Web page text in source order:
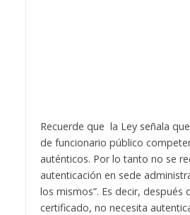
Recuerde que la Ley señala
de funcionario público
auténticos. Por lo tanto no se
autenticación en sede
los mismos”. Es decir, después
certificado, no necesita